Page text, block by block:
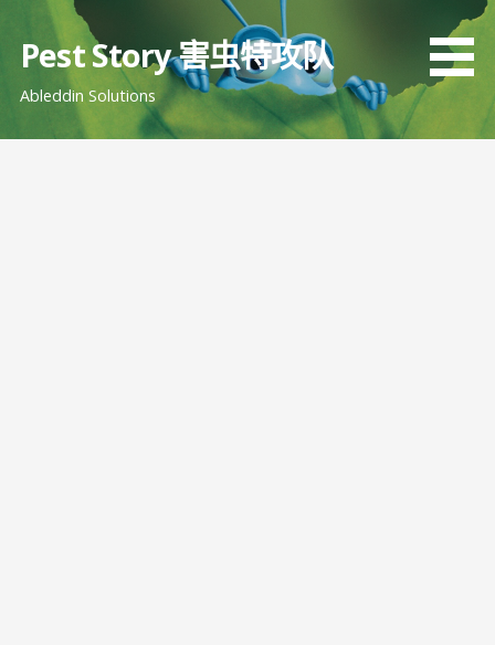
Pest Story 害虫特攻队
Ableddin Solutions